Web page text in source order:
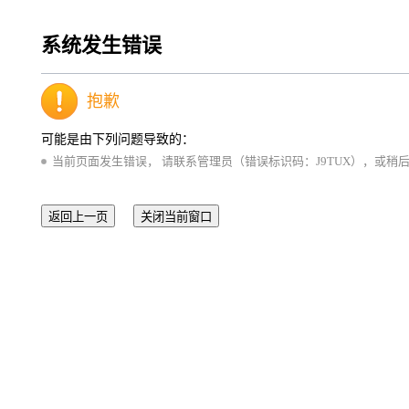
系统发生错误
抱歉
可能是由下列问题导致的：
当前页面发生错误， 请联系管理员（错误标识码：J9TUX），或稍